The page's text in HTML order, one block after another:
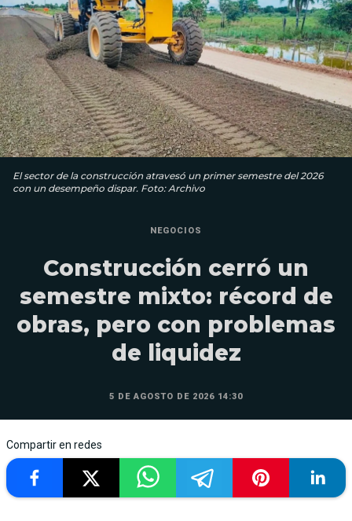
El sector de la construcción atravesó un primer semestre del 2026
con un desempeño dispar. Foto: Archivo
NEGOCIOS
Construcción cerró un
semestre mixto: récord de
obras, pero con problemas
de liquidez
5 DE AGOSTO DE 2026 14:30
Compartir en redes